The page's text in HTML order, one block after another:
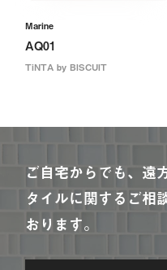
Marine
AQ01
TiNTA by BISCUIT
ご自宅からでも、遠
タイルに関するご相
おります。